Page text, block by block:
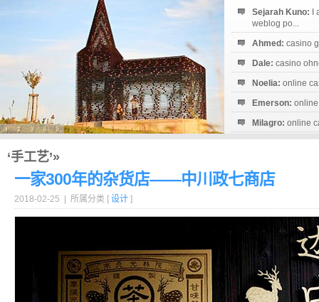
Sejarah Kuno:
weblog po...
Ahmed: casino
Dale: casino
Noelia: online
Emerson:
Milagro: online
‘手工艺’»
一家300年的杂货店——中川政七商店
2018-02-25 | 所属分类 [ 设计 ]